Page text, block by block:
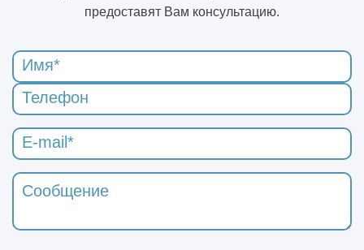
предоставят Вам консультацию.